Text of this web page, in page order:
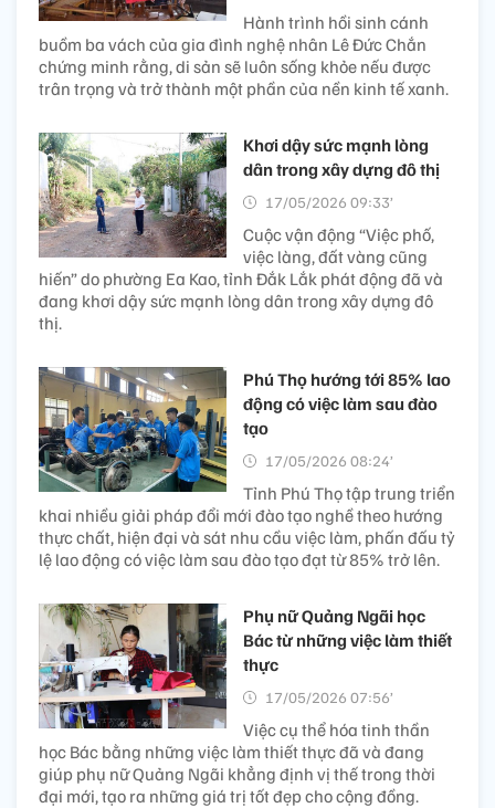
Hành trình hồi sinh cánh
buồm ba vách của gia đình nghệ nhân Lê Đức Chắn
chứng minh rằng, di sản sẽ luôn sống khỏe nếu được
trân trọng và trở thành một phần của nền kinh tế xanh.
Khơi dậy sức mạnh lòng
dân trong xây dựng đô thị
17/05/2026 09:33’
Cuộc vận động “Việc phố,
việc làng, đất vàng cũng
hiến” do phường Ea Kao, tỉnh Đắk Lắk phát động đã và
đang khơi dậy sức mạnh lòng dân trong xây dựng đô
thị.
Phú Thọ hướng tới 85% lao
động có việc làm sau đào
tạo
17/05/2026 08:24’
Tỉnh Phú Thọ tập trung triển
khai nhiều giải pháp đổi mới đào tạo nghề theo hướng
thực chất, hiện đại và sát nhu cầu việc làm, phấn đấu tỷ
lệ lao động có việc làm sau đào tạo đạt từ 85% trở lên.
Phụ nữ Quảng Ngãi học
Bác từ những việc làm thiết
thực
17/05/2026 07:56’
Việc cụ thể hóa tinh thần
học Bác bằng những việc làm thiết thực đã và đang
giúp phụ nữ Quảng Ngãi khẳng định vị thế trong thời
đại mới, tạo ra những giá trị tốt đẹp cho cộng đồng.